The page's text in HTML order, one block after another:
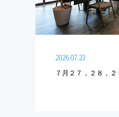
2026.07.23
７月２７，２８，